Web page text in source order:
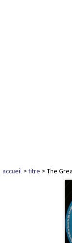
accueil >titre > The